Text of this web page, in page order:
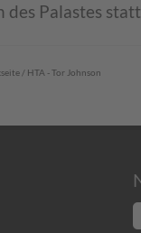
Palastes
/ HTA - Tor Johnson